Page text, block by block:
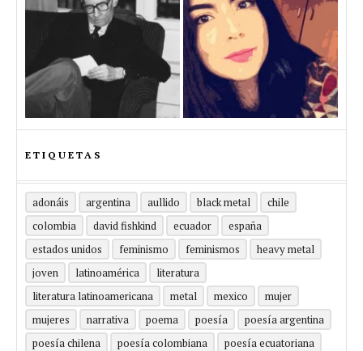
ETIQUETAS
adonáis argentina aullido black metal
chile
colombia
david fishkind ecuador
españa
estados unidos
feminismo feminismos
heavy metal
joven
latinoamérica
literatura
literatura latinoamericana
metal mexico
mujer
mujeres
narrativa poema poesía
poesía argentina
poesía chilena
poesía colombiana
poesía ecuatoriana